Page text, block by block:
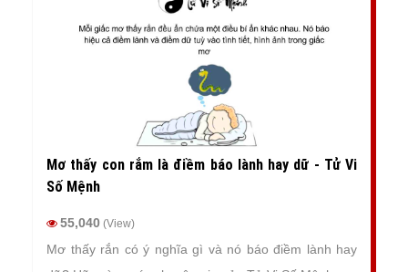
Mơ thấy con rắm là điềm báo lành hay dữ - Tử Vi
Số Mệnh
55,040 (View)
Mơ thấy rắn có ý nghĩa gì và nó báo điềm lành hay